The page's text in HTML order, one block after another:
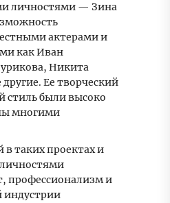
личностями — Зина
актерами и
как Иван
Никита
Ее творческий
стиль были высоко
многими
таких проектах и
профессионализм и
индустрии